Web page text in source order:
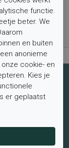
hoogte van de
functie.
beter. We
en buiten
anonieme
cookie- en
Kies je
er geplaatst